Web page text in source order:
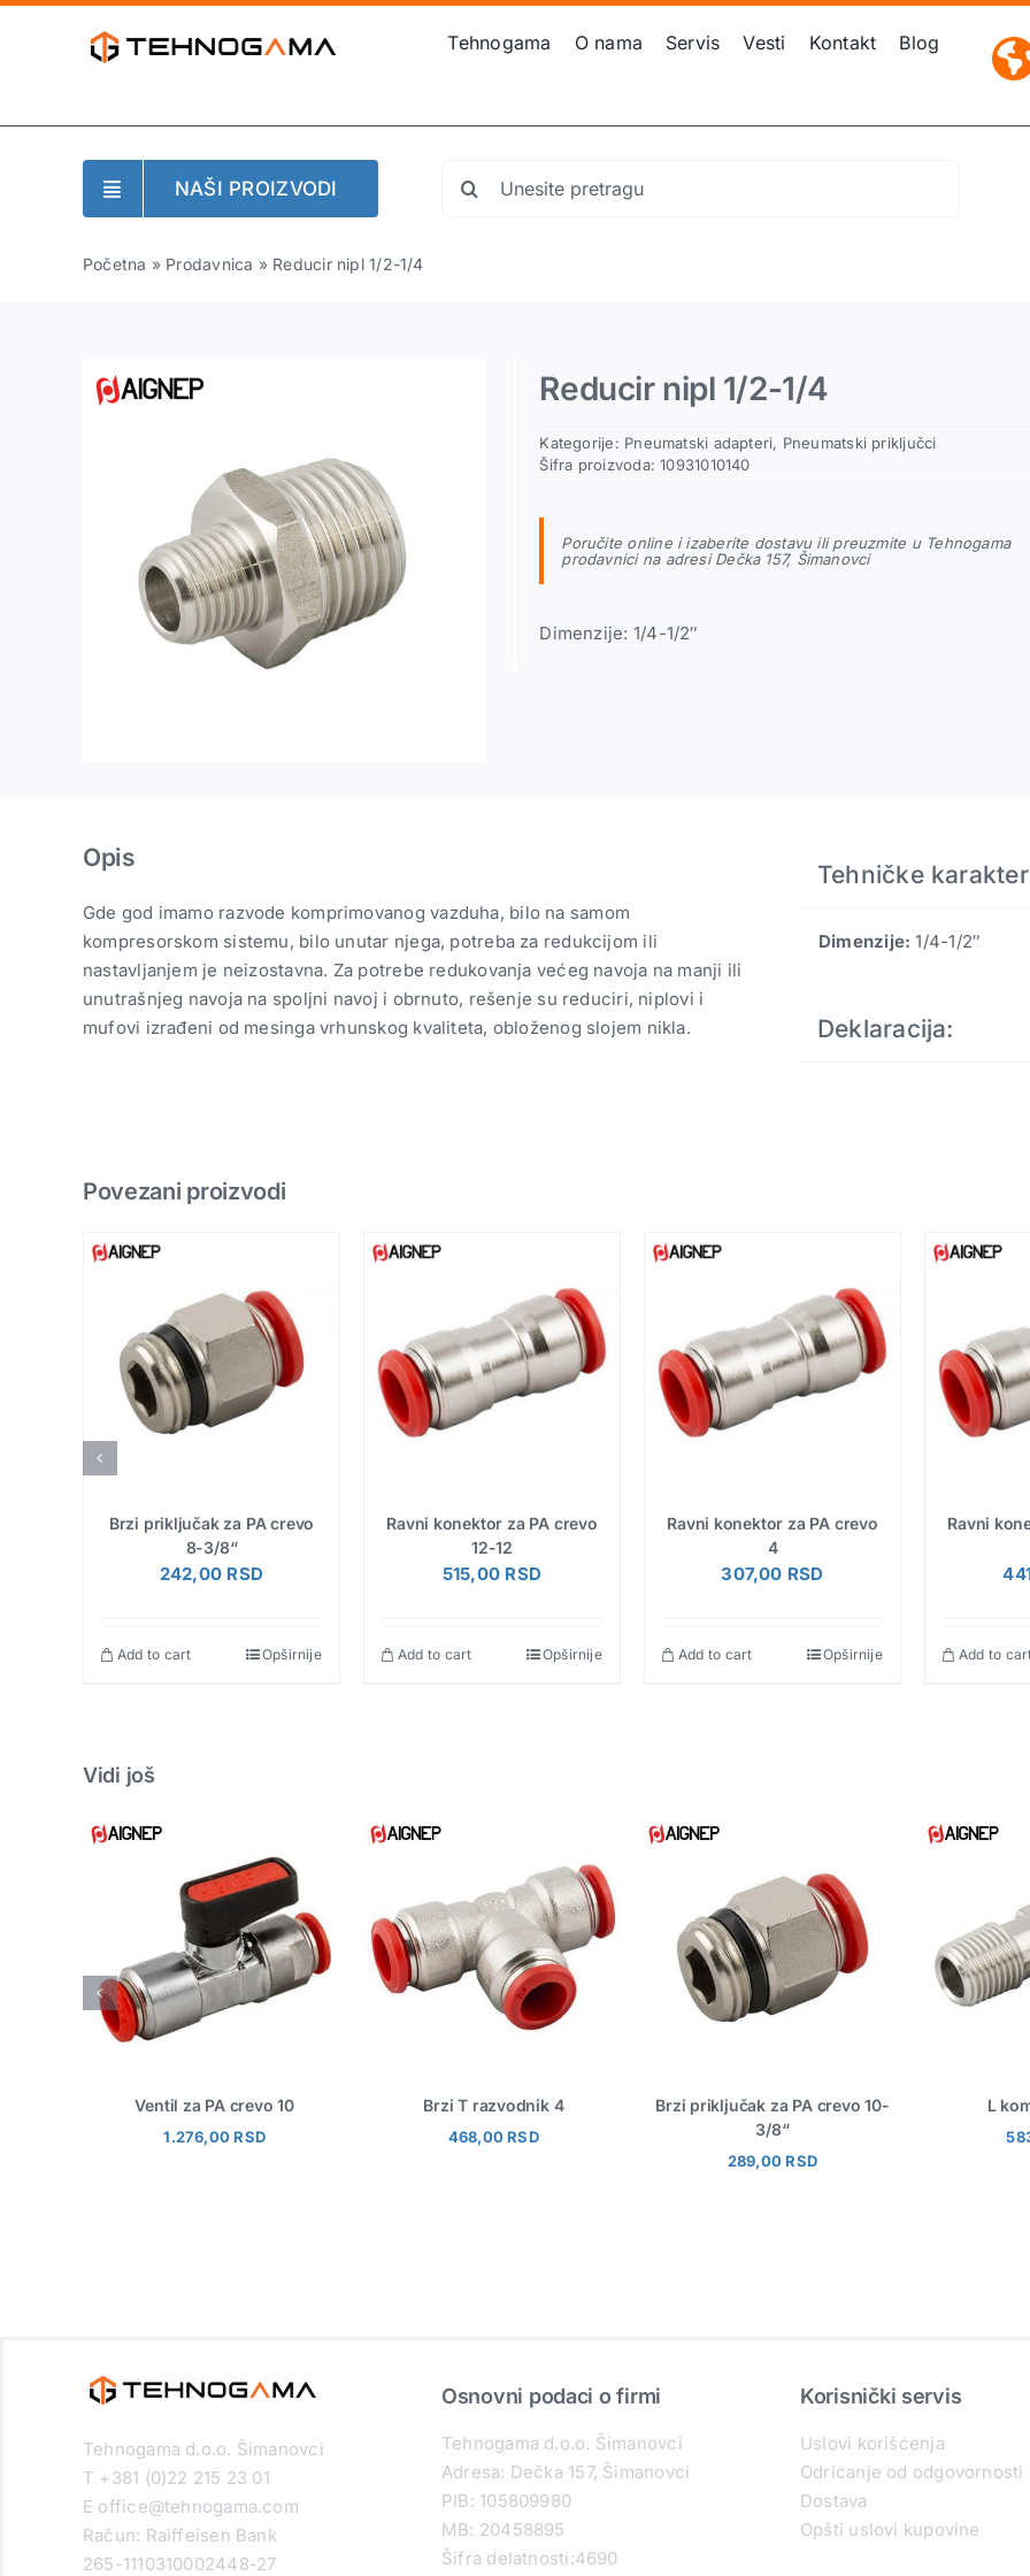
Skip
Tehnogama O nama Servis Vesti Kontakt Blog
NAŠI PROIZVODI
for:
Početna » Prodavnica » Reducir nipl 1/2-1/4
Reducir nipl 1/2-1/4
Kategorije: Pneumatski adapteri, Pneumatski priključci
Šifra proizvoda:10931010140
Poručite online i izaberite dostavu ili preuzmite u Tehnogama
prodavnici na adresi Dečka 157, Šimanovci
Dimenzije: 1/4-1/2″
Opis
Gde god imamo razvode komprimovanog vazduha, bilo na samom
kompresorskom sistemu, bilo unutar njega, potreba za redukcijom ili
nastavljanjem je neizostavna. Za potrebe redukovanja većeg navoja na manji ili
unutrašnjeg navoja na spoljni navoj i obrnuto, rešenje su reduciri, niplovi i
mufovi izrađeni od mesinga vrhunskog kvaliteta, obloženog slojem nikla.
Tehničke
Dimenzije: 1/4-1/2″
Deklaracija:
Povezani proizvodi
Brzi priključak za PA crevo
8-3/8“
242,00 RSD
Add to cart Opširnije
Ravni konektor za PA crevo
12-12
515,00 RSD
Add to cart Opširnije
Ravni konektor za PA crevo
4
307,00 RSD
Add to cart Opširnije
Ravni
Add to
Vidi još
Ventil za PA crevo 10
1.276,00RSD
Brzi T razvodnik 4
468,00RSD
Brzi priključak za PA crevo 10-
3/8“
289,00RSD
L
Tehnogama d.o.o. Šimanovci
T +381 (0)22 215 23 01
E office@tehnogama.com
Račun: Raiffeisen Bank
265-1110310002448-27
Osnovni podaci o firmi
Tehnogama d.o.o. Šimanovci
Adresa: Dečka 157, Šimanovci
PIB: 105809980
MB: 20458895
Šifra delatnosti:4690
Korisnički servis
Uslovi korišćenja
Odricanje od odgovornosti
Dostava
Opšti uslovi kupovine